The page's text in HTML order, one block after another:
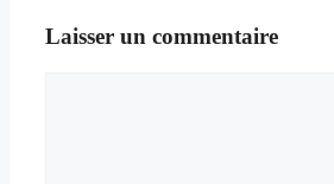
Laisser un commentaire